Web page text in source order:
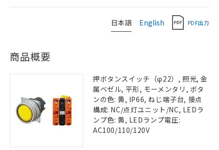
日本語 English PDF出力
商品概要
押ボタンスイッチ（φ22）, 照光, 金
属ベゼル, 平形, モーメンタリ, ボタ
ンの色: 黄, IP66, ねじ端子台, 接点
構成: NC/点灯ユニット/NC, LEDラ
ンプ色: 黄, LEDランプ電圧:
AC100/110/120V